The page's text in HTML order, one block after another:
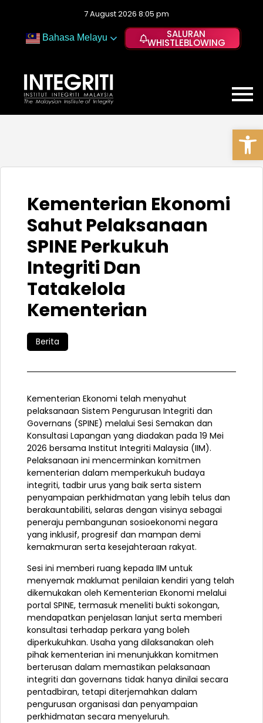
7 August 2026 8:05 pm
Bahasa Melayu SALURAN
WHISTLEBLOWING
Kementerian Ekonomi
Sahut Pelaksanaan
SPINE Perkukuh
Integriti Dan
Tatakelola
Kementerian
Berita
Kementerian Ekonomi telah menyahut
pelaksanaan Sistem Pengurusan Integriti dan
Governans (SPINE) melalui Sesi Semakan dan
Konsultasi Lapangan yang diadakan pada 19 Mei
2026 bersama Institut Integriti Malaysia (IIM).
Pelaksanaan ini mencerminkan komitmen
kementerian dalam memperkukuh budaya
integriti, tadbir urus yang baik serta sistem
penyampaian perkhidmatan yang lebih telus dan
berakauntabiliti, selaras dengan visinya sebagai
peneraju pembangunan sosioekonomi negara
yang inklusif, progresif dan mampan demi
kemakmuran serta kesejahteraan rakyat.
Sesi ini memberi ruang kepada IIM untuk
menyemak maklumat penilaian kendiri yang telah
dikemukakan oleh Kementerian Ekonomi melalui
portal SPINE, termasuk meneliti bukti sokongan,
mendapatkan penjelasan lanjut serta memberi
konsultasi terhadap perkara yang boleh
diperkukuhkan. Usaha yang dilaksanakan oleh
pihak kementerian ini menunjukkan komitmen
berterusan dalam memastikan pelaksanaan
integriti dan governans tidak hanya dinilai secara
pentadbiran, tetapi diterjemahkan dalam
pengurusan organisasi dan penyampaian
perkhidmatan secara menyeluruh.